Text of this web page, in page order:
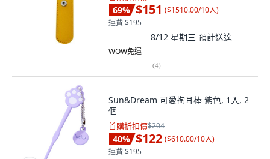
69% $151 ($1510.00/10入)
運費 $195
8/12 星期三 預計送達
WOW免運
(4)
Sun&Dream 可愛掏耳棒 紫色, 1入, 2
個
首購折扣價$204
40% $122 ($610.00/10入)
運費 $195